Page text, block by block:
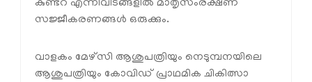
കുണ്ടറ എന്നിവിടങ്ങളില്‍ മാതൃസംരക്ഷണ
സജ്ജീകരണങ്ങള്‍ ഒരുക്കും.
വാളകം മേഴ്‌സി ആശുപത്രിയും നെടുമ്പനയിലെ
ആശുപത്രിയും കോവിഡ് പ്രാഥമിക ചികിത്സാ